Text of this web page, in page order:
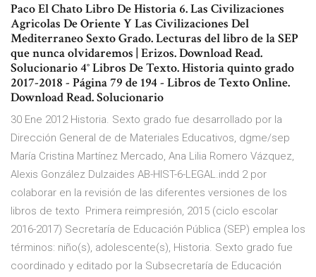
Paco El Chato Libro De Historia 6. Las Civilizaciones
Agricolas De Oriente Y Las Civilizaciones Del
Mediterraneo Sexto Grado. Lecturas del libro de la SEP
que nunca olvidaremos | Erizos. Download Read.
Solucionario 4° Libros De Texto. Historia quinto grado
2017-2018 - Página 79 de 194 - Libros de Texto Online.
Download Read. Solucionario
30 Ene 2012 Historia. Sexto grado fue desarrollado por la
Dirección General de de Materiales Educativos, dgme/sep
María Cristina Martínez Mercado, Ana Lilia Romero Vázquez,
Alexis González Dulzaides AB-HIST-6-LEGAL.indd 2 por
colaborar en la revisión de las diferentes versiones de los
libros de texto Primera reimpresión, 2015 (ciclo escolar
2016-2017) Secretaría de Educación Pública (SEP) emplea los
términos: niño(s), adolescente(s), Historia. Sexto grado fue
coordinado y editado por la Subsecretaría de Educación